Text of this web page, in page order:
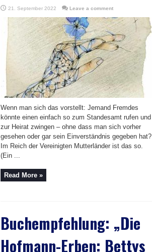
21. September 2022 Leave a comment
Wenn man sich das vorstellt: Jemand Fremdes
könnte einen einfach so zum Standesamt rufen und
zur Heirat zwingen – ohne dass man sich vorher
gesehen oder gar sein Einverständnis gegeben hat?
Im Reich der Vereinigten Mutterländer ist das so.
(Ein ...
Read More »
Buchempfehlung: „Die
Hofmann-Erben: Bettys